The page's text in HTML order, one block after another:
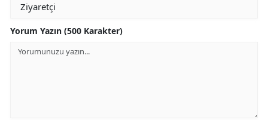
Yorum Yazın (500 Karakter)